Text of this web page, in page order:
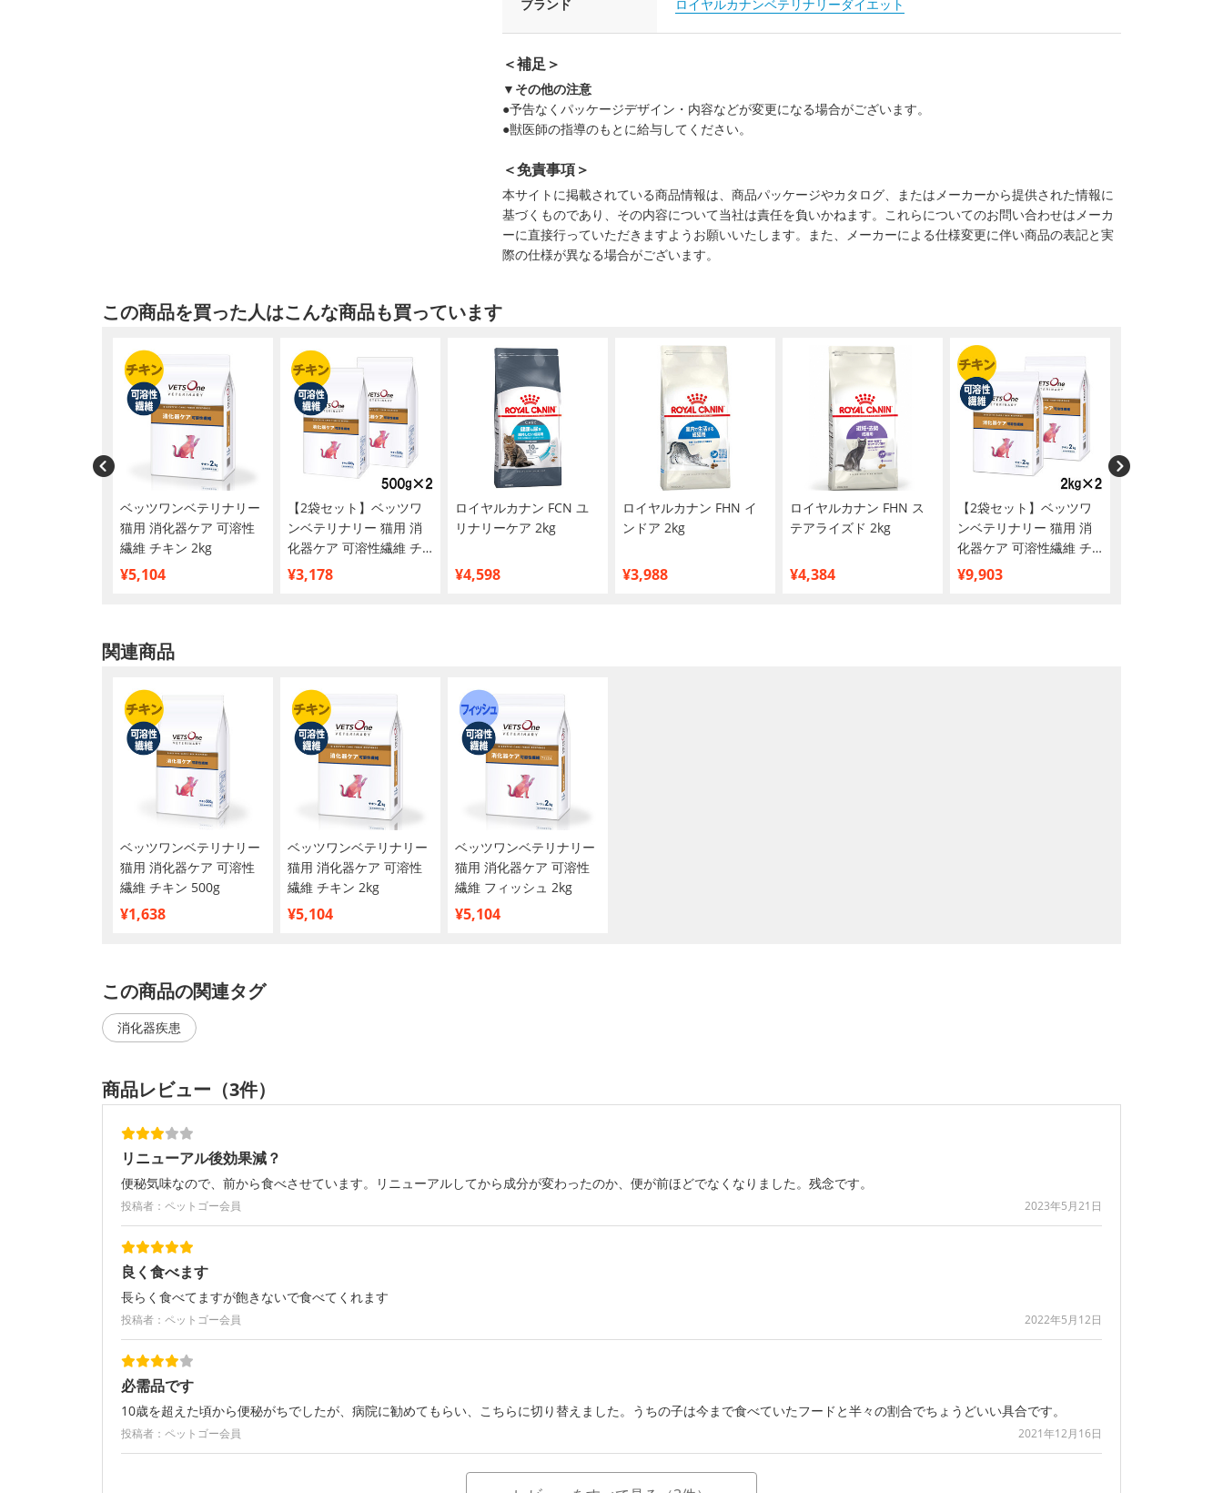
ブランド ロイヤルカナンベテリナリーダイエット
＜補足＞
▼その他の注意
●予告なくパッケージデザイン・内容などが変更になる場合がございます。
●獣医師の指導のもとに給与してください。
＜免責事項＞
本サイトに掲載されている商品情報は、商品パッケージやカタログ、またはメーカーから提供された情報に
基づくものであり、その内容について当社は責任を負いかねます。これらについてのお問い合わせはメーカ
ーに直接行っていただきますようお願いいたします。また、メーカーによる仕様変更に伴い商品の表記と実
際の仕様が異なる場合がございます。
この商品を買った人はこんな商品も買っています
ベッツワンベテリナリー
猫用 消化器ケア 可溶性
繊維 チキン 2kg
¥5,104
【2袋セット】ベッツワ
ンベテリナリー 猫用 消
化器ケア 可溶性繊維 チ
キン 500g
¥3,178
ロイヤルカナン FCN ユ
リナリーケア 2kg
¥4,598
ロイヤルカナン FHN イ
ンドア 2kg
¥3,988
ロイヤルカナン FHN ス
テアライズド 2kg
¥4,384
【2袋セット】ベッツワ
ンベテリナリー 猫用 消
化器ケア 可溶性繊維 チ
キン 2kg
¥9,903
関連商品
ベッツワンベテリナリー
猫用 消化器ケア 可溶性
繊維 チキン 500g
¥1,638
ベッツワンベテリナリー
猫用 消化器ケア 可溶性
繊維 チキン 2kg
¥5,104
ベッツワンベテリナリー
猫用 消化器ケア 可溶性
繊維 フィッシュ 2kg
¥5,104
この商品の関連タグ
消化器疾患
商品レビュー（3件）
リニューアル後効果減？
便秘気味なので、前から食べさせています。リニューアルしてから成分が変わったのか、便が前ほどでなくなりました。残念です。
投稿者：ペットゴー会員 2023年5月21日
良く食べます
長らく食べてますが飽きないで食べてくれます
投稿者：ペットゴー会員 2022年5月12日
必需品です
10歳を超えた頃から便秘がちでしたが、病院に勧めてもらい、こちらに切り替えました。うちの子は今まで食べていたフードと半々の割合でちょうどいい具合です。
投稿者：ペットゴー会員 2021年12月16日